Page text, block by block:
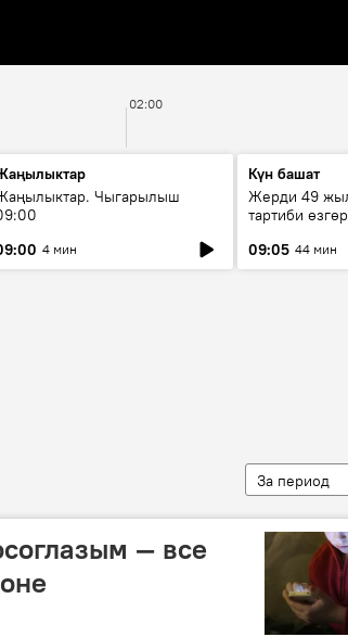
02:00
Чыгарылыш
4 мин
Күн башат
Жерди 49
тартиби
09:05 44 мин
За период
— все